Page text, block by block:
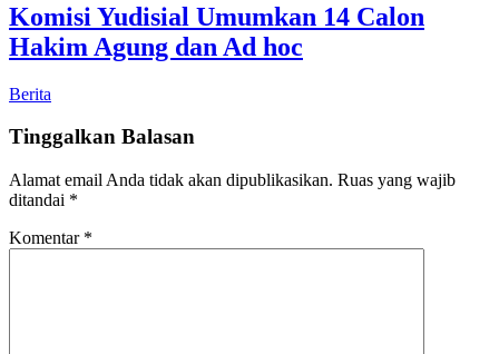
Komisi Yudisial Umumkan 14 Calon
Hakim Agung dan Ad hoc
Berita
Tinggalkan Balasan
Alamat email Anda tidak akan dipublikasikan. Ruas yang wajib
ditandai *
Komentar *